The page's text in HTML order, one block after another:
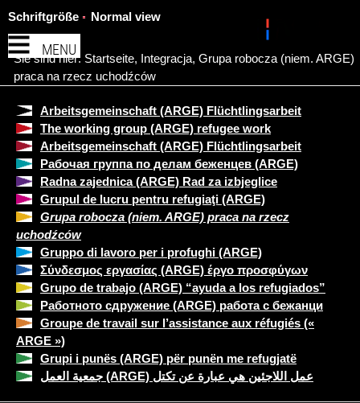
MENU
Schriftgröße Normal view
Sie sind hier: Startseite, Integracja, Grupa robocza (niem. ARGE)
praca na rzecz uchodźców
Arbeitsgemeinschaft (ARGE) Flüchtlingsarbeit
The working group (ARGE) refugee work
Arbeitsgemeinschaft (ARGE) Flüchtlingsarbeit
Рабочая группа по делам беженцев (ARGE)
Radna zajednica (ARGE) Rad za izbjeglice
Grupul de lucru pentru refugiaţi (ARGE)
Grupa robocza (niem. ARGE) praca na rzecz
uchodźców
Gruppo di lavoro per i profughi (ARGE)
Σύνδεσμος εργασίας (ARGE) έργο προσφύγων
Grupo de trabajo (ARGE) “ayuda a los refugiados”
Работното сдружение (ARGE) работа с бежанци
Groupe de travail sur l’assistance aux réfugiés («
ARGE »)
Grupi i punës (ARGE) për punën me refugjatë
جمعية العمل (ARGE) عمل اللاجئين هي عبارة عن تكتل